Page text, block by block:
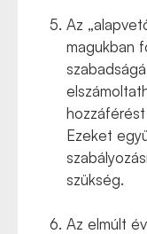
Az
magukban
Ezeket
szükség.
Az elmúlt